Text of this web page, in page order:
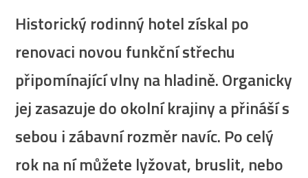
Historický rodinný hotel získal po
renovaci novou funkční střechu
připomínající vlny na hladině. Organicky
jej zasazuje do okolní krajiny a přináší s
sebou i zábavní rozměr navíc. Po celý
rok na ní můžete lyžovat, bruslit, nebo